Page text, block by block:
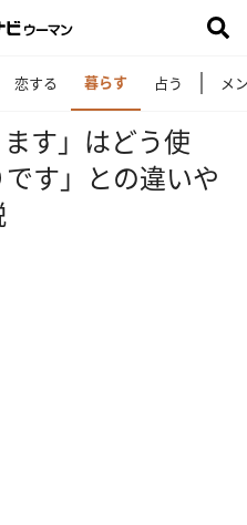
恋する 暮らす 占う メ
ます」はどう使
す」との違いや